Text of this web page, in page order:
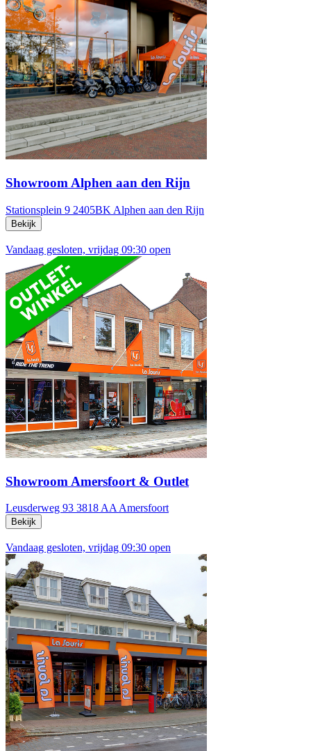
Showroom Alphen aan den Rijn
Stationsplein 9 2405BK Alphen aan den Rijn
Bekijk
Vandaag gesloten, vrijdag 09:30 open
Showroom Amersfoort & Outlet
Leusderweg 93 3818 AA Amersfoort
Bekijk
Vandaag gesloten, vrijdag 09:30 open